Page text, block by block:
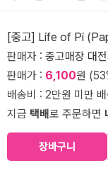
[중고] Life of Pi
판매자 : 중고매장 대
판매가 : 6,100원
배송비 : 2만원 미만
지금 택배로 주문하면
장바구니